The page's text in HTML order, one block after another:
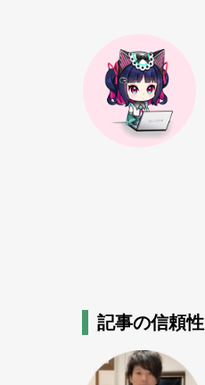
記事の信頼性